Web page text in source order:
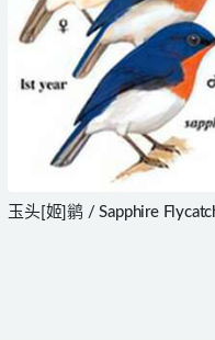
玉头[姬]鹟 / Sapphire